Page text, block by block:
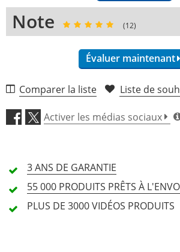
7 cordes
Non
8 cordes
Non
Non
Note (12)
Évaluer maintenant
Qualité de fabrication
Caractéristiques (4,8)
Prix/Performances (4,5)
Comparer la liste Liste de
Activer les médias sociaux
3 ANS DE GARANTIE
55 000 PRODUITS PRÊTS À
PLUS DE 3000VIDÉOS PRODUITS